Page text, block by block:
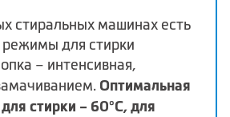
стиральных машинах есть
для стирки
– интенсивная,
Оптимальная
стирки – 60°C, для